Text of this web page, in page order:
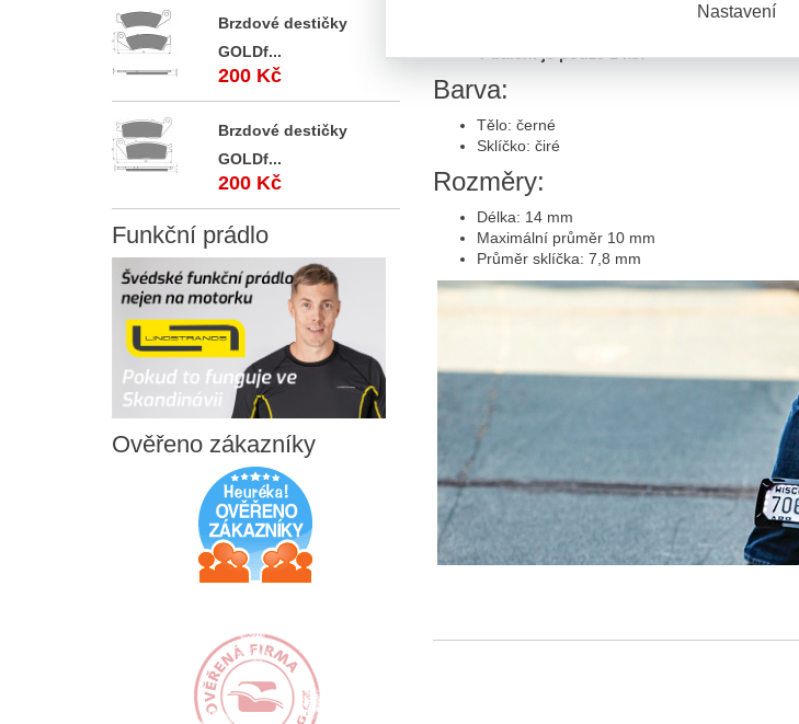
Nastavení
V balení je pouze 1 ks!
Barva:
Tělo: černé
Sklíčko: čiré
Rozměry:
Délka: 14 mm
Maximální průměr 10 mm
Průměr sklíčka: 7,8 mm
Brzdové destičky
GOLDf...
200 Kč
Brzdové destičky
GOLDf...
200 Kč
Funkční prádlo
Ověřeno zákazníky